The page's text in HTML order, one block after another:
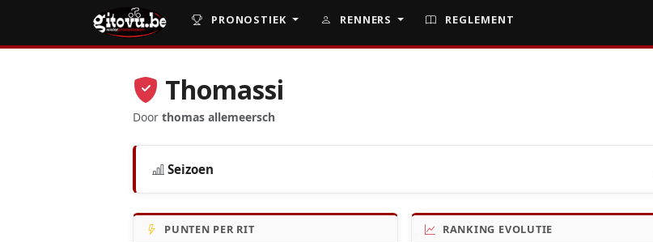
PRONOSTIEK RENNERS REGLEMENT
Thomassi
Doorthomas allemeersch
Seizoen
PUNTEN PER RIT RANKING EVOLUTIE